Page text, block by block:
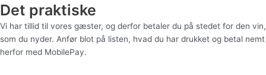
Det praktiske
Vi har tillid til vores gæster, og derfor betaler du på stedet for den vin,
som du nyder. Anfør blot på listen, hvad du har drukket og betal nemt
herfor med MobilePay.